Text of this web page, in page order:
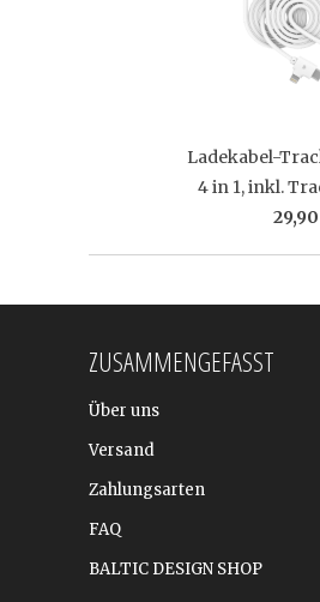
Ladekabel-
4 in 1, inkl.
ZUSAMMENGEFASST
Über uns
Versand
Zahlungsarten
FAQ
BALTIC DESIGN SHOP